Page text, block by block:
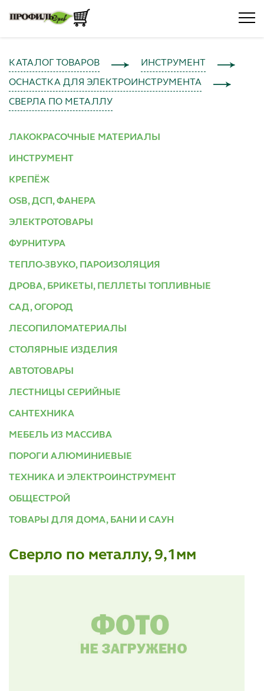
КАТАЛОГ ТОВАРОВ ИНСТРУМЕНТ
ОСНАСТКА ДЛЯ ЭЛЕКТРОИНСТРУМЕНТА
СВЕРЛА ПО МЕТАЛЛУ
ЛАКОКРАСОЧНЫЕ МАТЕРИАЛЫ
ИНСТРУМЕНТ
КРЕПЁЖ
OSB, ДСП, ФАНЕРА
ЭЛЕКТРОТОВАРЫ
ФУРНИТУРА
ТЕПЛО-ЗВУКО, ПАРОИЗОЛЯЦИЯ
ДРОВА, БРИКЕТЫ, ПЕЛЛЕТЫ ТОПЛИВНЫЕ
САД, ОГОРОД
ЛЕСОПИЛОМАТЕРИАЛЫ
СТОЛЯРНЫЕ ИЗДЕЛИЯ
АВТОТОВАРЫ
ЛЕСТНИЦЫ СЕРИЙНЫЕ
САНТЕХНИКА
МЕБЕЛЬ ИЗ МАССИВА
ПОРОГИ АЛЮМИНИЕВЫЕ
ТЕХНИКА И ЭЛЕКТРОИНСТРУМЕНТ
ОБЩЕСТРОЙ
ТОВАРЫ ДЛЯ ДОМА, БАНИ И САУН
Сверло по металлу, 9,1мм